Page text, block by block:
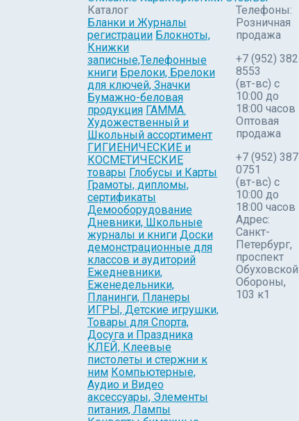
Каталог
Бланки и Журналы
регистрации Блокноты,
Книжки
записные,Телефонные
книги Брелоки, Брелоки
для ключей, Значки
Бумажно-беловая
продукция ГАММА.
Художественный и
Школьный ассортимент
ГИГИЕНИЧЕСКИЕ и
КОСМЕТИЧЕСКИЕ
товары Глобусы и Карты
Грамоты, дипломы,
сертификаты
Демооборудование
Дневники, Школьные
журналы и книги Доски
демонстрационные для
классов и аудиторий
Ежедневники,
Еженедельники,
Планинги, Планеры
ИГРЫ, Детские игрушки,
Товары для Спорта,
Досуга и Праздника
КЛЕЙ, Клеевые
пистолеты и стержни к
ним Компьютерные,
Аудио и Видео
аксессуары, Элементы
питания, Лампы
Телефоны:
Розничная
продажа
+7 (952) 382
8553
(вт-вс) c
10:00 до
18:00 часов
Оптовая
продажа
+7 (952) 387
0751
(вт-вс) с
10:00 до
18:00 часов
Адрес:
Санкт-
Петербург,
проспект
Обуховской
Обороны,
103 к1